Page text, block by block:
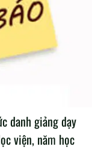
danh giảng dạy
viện, năm học